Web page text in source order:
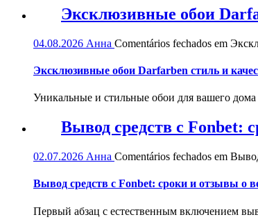
Эксклюзивные обои
04.08.2026 Анна Comentários fechados em
Эксклюзивные обои Darfarben стиль и
Уникальные и стильные обои для вашего
Вывод средств с Fonbet:
02.07.2026 Анна Comentários fechados em
Вывод средств с Fonbet: сроки и отзывы о
Первый абзац с естественным включением